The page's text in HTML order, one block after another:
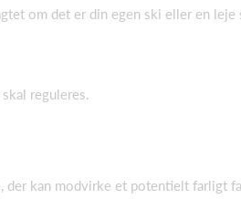
om det er din egen ski eller en
reguleres.
kan modvirke et potentielt farligt